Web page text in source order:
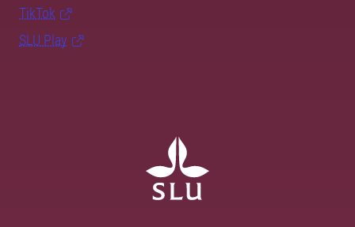
TikTok
SLU Play